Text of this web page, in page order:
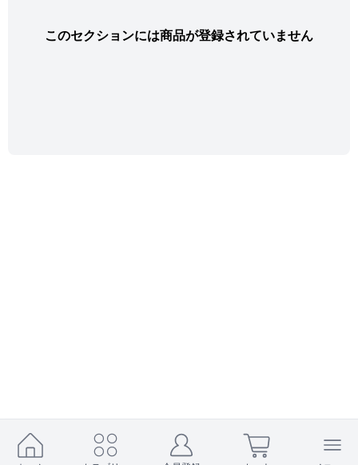
このセクションには商品が登録されていません